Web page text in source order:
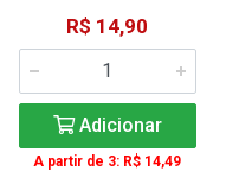
R$ 14,90
Adicionar
A partir de 3: R$ 14,49